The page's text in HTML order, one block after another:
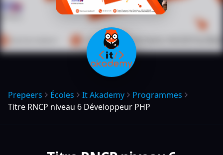
Prepeers Écoles It Akademy
Programmes
Titre RNCP niveau 6 Développeur PHP